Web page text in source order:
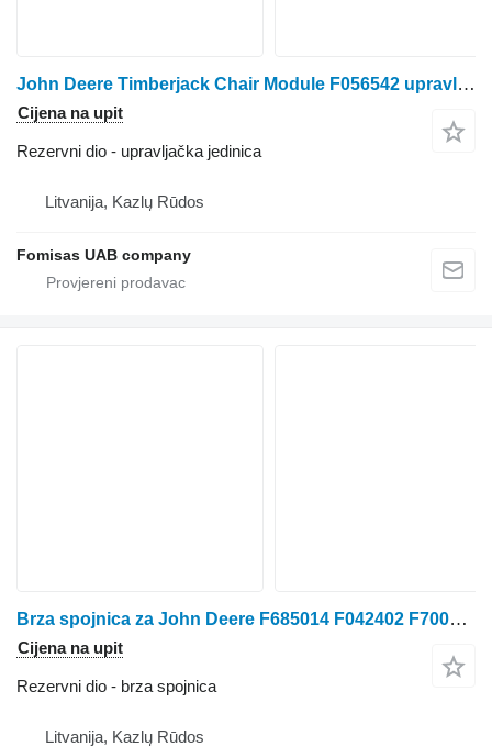
John Deere Timberjack Chair Module F056542 upravljačka jedinica za traktora
Cijena na upit
Rezervni dio - upravljačka jedinica
Litvanija, Kazlų Rūdos
Fomisas UAB company
Brza spojnica za John Deere F685014 F042402 F700577 traktora točkaša
Cijena na upit
Rezervni dio - brza spojnica
Litvanija, Kazlų Rūdos